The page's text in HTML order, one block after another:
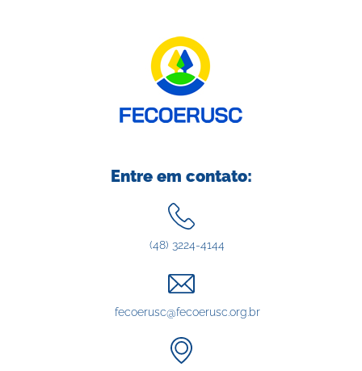
Entre em contato:
(48) 3224-4144
fecoerusc@fecoerusc.org.br